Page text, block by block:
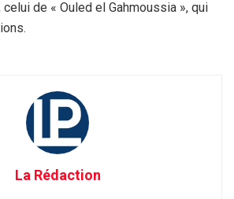
de « Ouled el Gahmoussia », qui
La Rédaction